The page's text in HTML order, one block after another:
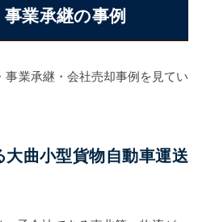
業承継の事例
事業承継・会社売却事例を見てい
曲小型貨物自動車運送